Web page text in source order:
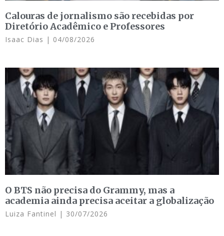
Calouras de jornalismo são recebidas por
Diretório Acadêmico e Professores
Isaac Dias 04/08/2026
O BTS não precisa do Grammy, mas a
academia ainda precisa aceitar a globalização
Luiza Fantinel 30/07/2026